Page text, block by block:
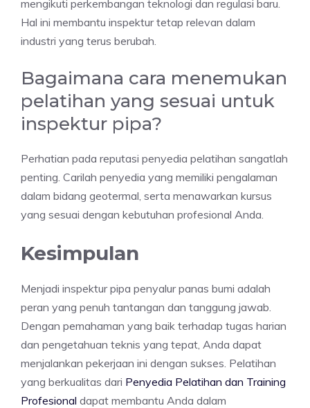
mengikuti perkembangan teknologi dan regulasi baru.
Hal ini membantu inspektur tetap relevan dalam
industri yang terus berubah.
Bagaimana cara menemukan
pelatihan yang sesuai untuk
inspektur pipa?
Perhatian pada reputasi penyedia pelatihan sangatlah
penting. Carilah penyedia yang memiliki pengalaman
dalam bidang geotermal, serta menawarkan kursus
yang sesuai dengan kebutuhan profesional Anda.
Kesimpulan
Menjadi inspektur pipa penyalur panas bumi adalah
peran yang penuh tantangan dan tanggung jawab.
Dengan pemahaman yang baik terhadap tugas harian
dan pengetahuan teknis yang tepat, Anda dapat
menjalankan pekerjaan ini dengan sukses. Pelatihan
yang berkualitas dari Penyedia Pelatihan dan Training
Profesional dapat membantu Anda dalam